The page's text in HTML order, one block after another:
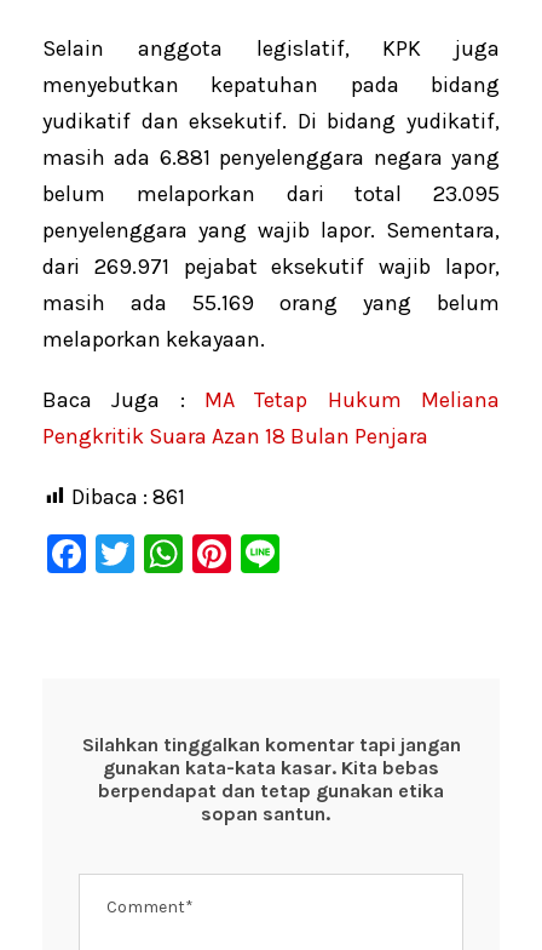
Selain anggota legislatif, KPK juga
menyebutkan kepatuhan pada bidang
yudikatif dan eksekutif. Di bidang yudikatif,
masih ada 6.881 penyelenggara negara yang
belum melaporkan dari total 23.095
penyelenggara yang wajib lapor. Sementara,
dari 269.971 pejabat eksekutif wajib lapor,
masih ada 55.169 orang yang belum
melaporkan kekayaan.
Baca Juga : MA Tetap Hukum Meliana
Pengkritik Suara Azan 18 Bulan Penjara
Dibaca : 861
F
o
o
T
W
p
p
Pi
Silahkan tinggalkan komentar tapi jangan
gunakan kata-kata kasar. Kita bebas
berpendapat dan tetap gunakan etika
sopan santun.